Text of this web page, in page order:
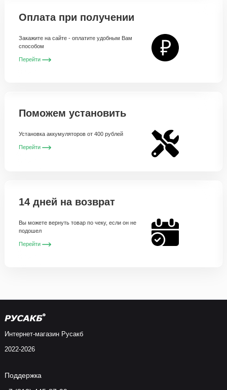
Оплата при получении
Закажите на сайте - оплатите удобным Вам
способом
Перейти
Поможем установить
Установка аккумуляторов от 400 рублей
Перейти
14 дней на возврат
Вы можете вернуть товар по чеку, если он не
подошел
Перейти
Интернет-магазин Русакб
2022-2026
Поддержка